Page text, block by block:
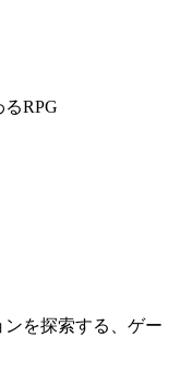
RPG
を探索する、ゲー